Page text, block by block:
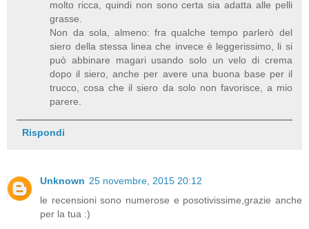
molto ricca, quindi non sono certa sia adatta alle pelli
grasse.
Non da sola, almeno: fra qualche tempo parlerò del
siero della stessa linea che invece è leggerissimo, li si
può abbinare magari usando solo un velo di crema
dopo il siero, anche per avere una buona base per il
trucco, cosa che il siero da solo non favorisce, a mio
parere.
Rispondi
Unknown 25 novembre, 2015 20:12
le recensioni sono numerose e posotivissime,grazie anche
per la tua :)